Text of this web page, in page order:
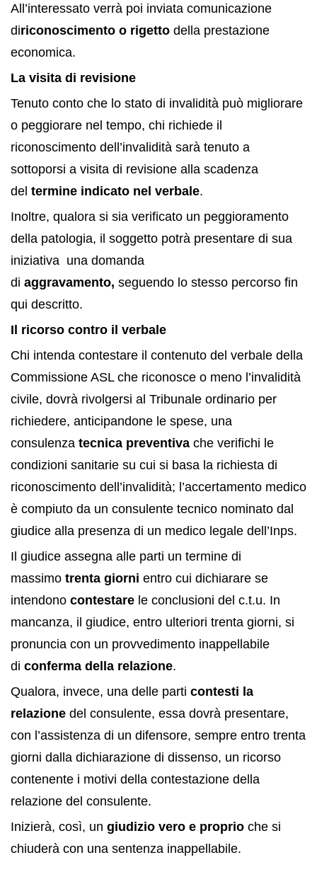
All’interessato verrà poi inviata comunicazione
diriconoscimento o rigetto della prestazione
economica.
La visita di revisione
Tenuto conto che lo stato di invalidità può migliorare
o peggiorare nel tempo, chi richiede il
riconoscimento dell’invalidità sarà tenuto a
sottoporsi a visita di revisione alla scadenza
del termine indicato nel verbale.
Inoltre, qualora si sia verificato un peggioramento
della patologia, il soggetto potrà presentare di sua
iniziativa una domanda
di aggravamento, seguendo lo stesso percorso fin
qui descritto.
Il ricorso contro il verbale
Chi intenda contestare il contenuto del verbale della
Commissione ASL che riconosce o meno l’invalidità
civile, dovrà rivolgersi al Tribunale ordinario per
richiedere, anticipandone le spese, una
consulenza tecnica preventiva che verifichi le
condizioni sanitarie su cui si basa la richiesta di
riconoscimento dell’invalidità; l’accertamento medico
è compiuto da un consulente tecnico nominato dal
giudice alla presenza di un medico legale dell’Inps.
Il giudice assegna alle parti un termine di
massimo trenta giorni entro cui dichiarare se
intendono contestare le conclusioni del c.t.u. In
mancanza, il giudice, entro ulteriori trenta giorni, si
pronuncia con un provvedimento inappellabile
di conferma della relazione.
Qualora, invece, una delle parti contesti la
relazione del consulente, essa dovrà presentare,
con l’assistenza di un difensore, sempre entro trenta
giorni dalla dichiarazione di dissenso, un ricorso
contenente i motivi della contestazione della
relazione del consulente.
Inizierà, così, un giudizio vero e proprio che si
chiuderà con una sentenza inappellabile.